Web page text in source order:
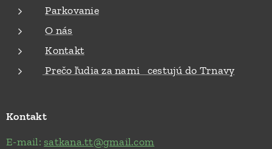
Parkovanie
O nás
Kontakt
Prečo ľudia za nami cestujú do Trnavy
Kontakt
E-mail: satkana.tt@gmail.com